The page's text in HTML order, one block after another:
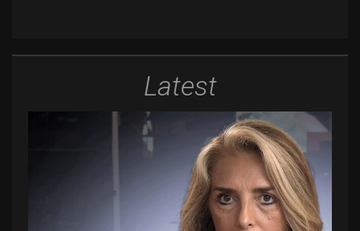
Latest